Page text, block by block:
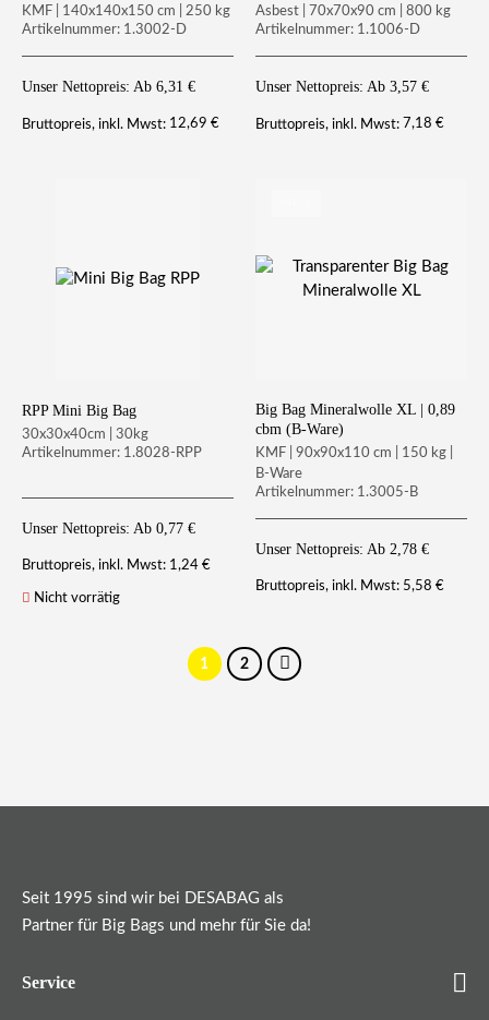
KMF | 140x140x150 cm | 250 kg
Artikelnummer: 1.3002-D
Unser Nettopreis: Ab 6,31 €
Bruttopreis, inkl. Mwst: 12,69€
Asbest | 70x70x90 cm | 800 kg
Artikelnummer: 1.1006-D
Unser Nettopreis: Ab 3,57 €
Bruttopreis, inkl. Mwst: 7,18€
RPP Mini Big Bag
30x30x40cm | 30kg
Artikelnummer: 1.8028-RPP
Unser Nettopreis: Ab 0,77 €
Bruttopreis, inkl. Mwst: 1,24€
Nicht vorrätig
Big Bag Mineralwolle XL | 0,89
cbm (B-Ware)
KMF | 90x90x110 cm | 150 kg |
B-Ware
Artikelnummer: 1.3005-B
Unser Nettopreis: Ab 2,78 €
Bruttopreis, inkl. Mwst: 5,58€
1 2
Seit 1995 sind wir bei DESABAG als
Partner für Big Bags und mehr für Sie da!
Service